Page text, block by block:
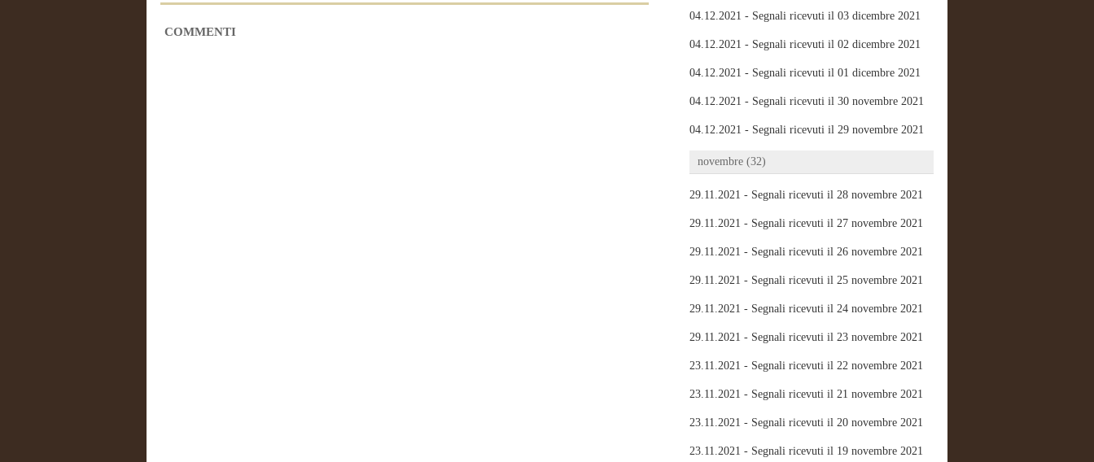
COMMENTI
04.12.2021 - Segnali ricevuti il 03 dicembre 2021
04.12.2021 - Segnali ricevuti il 02 dicembre 2021
04.12.2021 - Segnali ricevuti il 01 dicembre 2021
04.12.2021 - Segnali ricevuti il 30 novembre 2021
04.12.2021 - Segnali ricevuti il 29 novembre 2021
novembre (32)
29.11.2021 - Segnali ricevuti il 28 novembre 2021
29.11.2021 - Segnali ricevuti il 27 novembre 2021
29.11.2021 - Segnali ricevuti il 26 novembre 2021
29.11.2021 - Segnali ricevuti il 25 novembre 2021
29.11.2021 - Segnali ricevuti il 24 novembre 2021
29.11.2021 - Segnali ricevuti il 23 novembre 2021
23.11.2021 - Segnali ricevuti il 22 novembre 2021
23.11.2021 - Segnali ricevuti il 21 novembre 2021
23.11.2021 - Segnali ricevuti il 20 novembre 2021
23.11.2021 - Segnali ricevuti il 19 novembre 2021